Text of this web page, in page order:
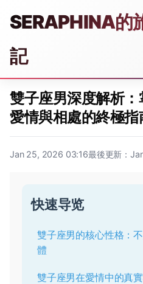
SERAPHINA的
記
雙子座男深度解析：
愛情與相處的終極指
Jan 25, 2026 03:16最後更新：
快速导览
雙子座男的核心性格：
體
雙子座男在愛情中的真